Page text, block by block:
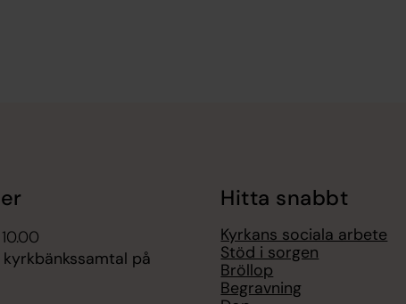
på
Hitta snabbt
Kyrkans sociala arbete
Stöd i sorgen
Bröllop
Begravning